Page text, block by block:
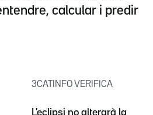
calcular i predir
3CATINFO VERIFICA
L'eclipsi no alterarà la